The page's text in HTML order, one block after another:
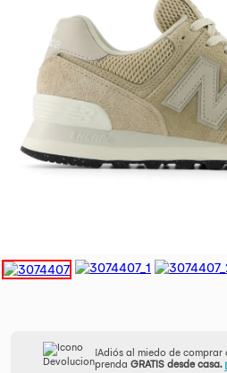
¡Adiós al miedo de comprar
prenda GRATIS desde casa.